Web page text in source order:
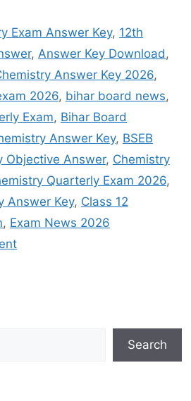
Exam Answer Key, 12th
, Answer Key Download ,
Answer Key 2026,
2026, bihar board news,
Exam, Bihar Board
Answer Key, BSEB
Objective Answer, Chemistry
Quarterly Exam 2026,
Answer Key, Class 12
, Exam News 2026
Search